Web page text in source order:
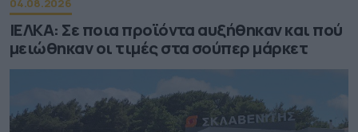
04.08.2026
ΙΕΛΚΑ: Σε ποια προϊόντα αυξήθηκαν και πού
μειώθηκαν οι τιμές στα σούπερ μάρκετ